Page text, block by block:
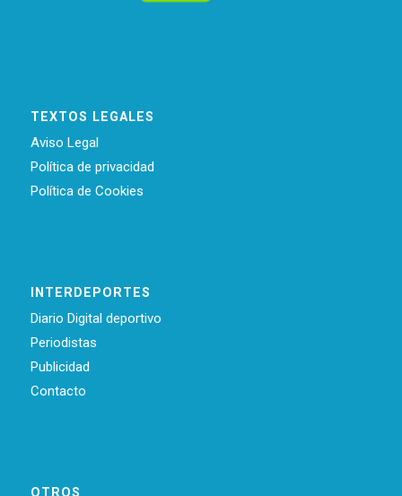
TEXTOS LEGALES
Aviso Legal
Política de privacidad
Política de Cookies
INTERDEPORTES
Diario Digital deportivo
Periodistas
Publicidad
Contacto
OTROS